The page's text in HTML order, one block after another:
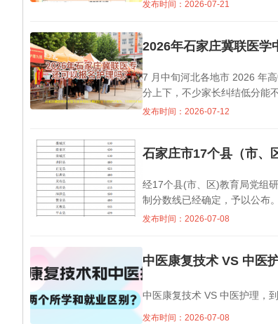
发布时间：2026-07-21
2026年石家庄冀联医学
7 月中旬河北各地市 2026 年
分上下，不少家长纠结低分能
发布时间：2026-07-12
石家庄市17个县（市、
经17个县(市、区)教育局党组
制分数线已经确定，予以公布。
发布时间：2026-07-08
中医康复技术 VS 中医
中医康复技术 VS 中医护理，
发布时间：2026-07-08